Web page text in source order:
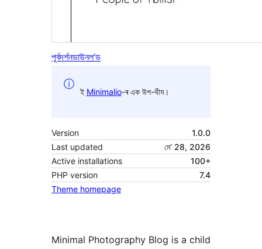
পূৰ্বদৰ্শনডাউনল’ড
ই Minimalio-ৰ এক উপ-থীম।
Version
1.0.0
Last updated
মে’ 28, 2026
Active installations
100+
PHP version
7.4
Theme homepage
Minimal Photography Blog is a child